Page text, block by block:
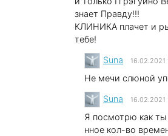
знает Правду!!!
КЛИНИКА плачет и
тебе!
Suna 16.02.2021
Не мечи слюной
Suna 16.02.2021
Я посмотрю как ты
нное кол-во